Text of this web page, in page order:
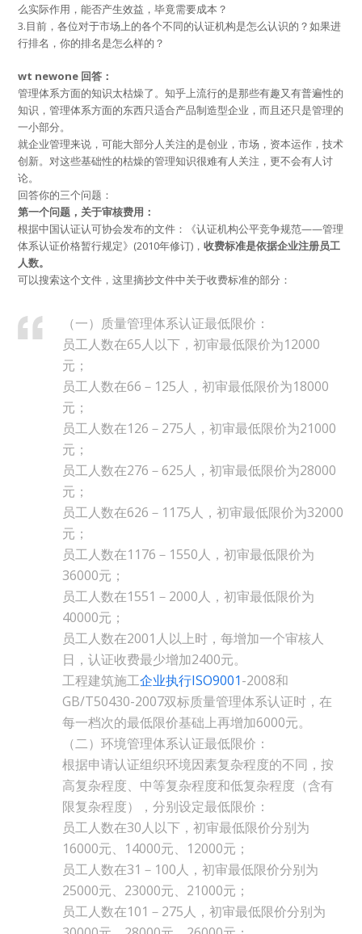
么实际作用，能否产生效益，毕竟需要成本？
3.目前，各位对于市场上的各个不同的认证机构是怎么认识的？如果进
行排名，你的排名是怎么样的？
wt newone 回答：
管理体系方面的知识太枯燥了。知乎上流行的是那些有趣又有普遍性的
知识，管理体系方面的东西只适合产品制造型企业，而且还只是管理的
一小部分。
就企业管理来说，可能大部分人关注的是创业，市场，资本运作，技术
创新。对这些基础性的枯燥的管理知识很难有人关注，更不会有人讨
论。
回答你的三个问题：
第一个问题，关于审核费用：
根据中国认证认可协会发布的文件：《认证机构公平竞争规范——管理
体系认证价格暂行规定》(2010年修订)，收费标准是依据企业注册员工
人数。
可以搜索这个文件，这里摘抄文件中关于收费标准的部分：
（一）质量管理体系认证最低限价：
员工人数在65人以下，初审最低限价为12000
元；
员工人数在66－125人，初审最低限价为18000
元；
员工人数在126－275人，初审最低限价为21000
元；
员工人数在276－625人，初审最低限价为28000
元；
员工人数在626－1175人，初审最低限价为32000
元；
员工人数在1176－1550人，初审最低限价为
36000元；
员工人数在1551－2000人，初审最低限价为
40000元；
员工人数在2001人以上时，每增加一个审核人
日，认证收费最少增加2400元。
工程建筑施工企业执行ISO9001-2008和
GB/T50430-2007双标质量管理体系认证时，在
每一档次的最低限价基础上再增加6000元。
（二）环境管理体系认证最低限价：
根据申请认证组织环境因素复杂程度的不同，按
高复杂程度、中等复杂程度和低复杂程度（含有
限复杂程度），分别设定最低限价：
员工人数在30人以下，初审最低限价分别为
16000元、14000元、12000元；
员工人数在31－100人，初审最低限价分别为
25000元、23000元、21000元；
员工人数在101－275人，初审最低限价分别为